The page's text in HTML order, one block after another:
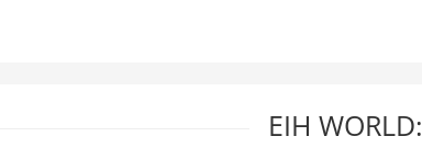
EIH WORLD: